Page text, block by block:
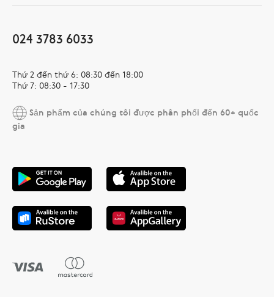
024 3783 6033
Thứ 2 đến thứ 6: 08:30 đến 18:00
Thứ 7: 08:30 - 17:30
Sản phẩm của chúng tôi được phân phối đến 60+ quốc
gia